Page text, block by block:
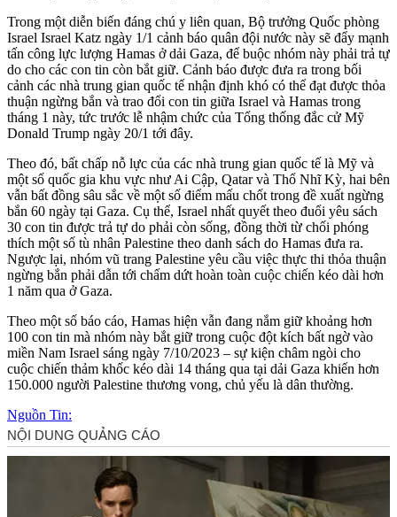
Trong một diễn biến đáng chú y liên quan, Bộ trưởng Quốc phòng
Israel Israel Katz ngày 1/1 cảnh báo quân đội nước này sẽ đẩy mạnh
tấn công lực lượng Hamas ở dải Gaza, để buộc nhóm này phải trả tự
do cho các con tin còn bắt giữ. Cảnh báo được đưa ra trong bối
cảnh các nhà trung gian quốc tế nhận định khó có thể đạt được thỏa
thuận ngừng bắn và trao đổi con tin giữa Israel và Hamas trong
tháng 1 này, tức trước lễ nhậm chức của Tổng thống đắc cử Mỹ
Donald Trump ngày 20/1 tới đây.
Theo đó, bất chấp nỗ lực của các nhà trung gian quốc tế là Mỹ và
một số quốc gia khu vực như Ai Cập, Qatar và Thổ Nhĩ Kỳ, hai bên
vẫn bất đồng sâu sắc về một số điểm mấu chốt trong đề xuất ngừng
bắn 60 ngày tại Gaza. Cụ thể, Israel nhất quyết theo đuổi yêu sách
30 con tin được trả tự do phải còn sống, đồng thời từ chối phóng
thích một số tù nhân Palestine theo danh sách do Hamas đưa ra.
Ngược lại, nhóm vũ trang Palestine yêu cầu việc thực thi thỏa thuận
ngừng bắn phải dẫn tới chấm dứt hoàn toàn cuộc chiến kéo dài hơn
1 năm qua ở Gaza.
Theo một số báo cáo, Hamas hiện vẫn đang nắm giữ khoảng hơn
100 con tin mà nhóm này bắt giữ trong cuộc đột kích bất ngờ vào
miền Nam Israel sáng ngày 7/10/2023 – sự kiện châm ngòi cho
cuộc chiến thảm khốc kéo dài 14 tháng qua tại dải Gaza khiến hơn
150.000 người Palestine thương vong, chủ yếu là dân thường.
Nguồn Tin: